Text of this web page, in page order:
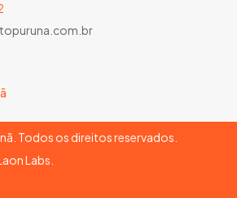
Todos os direitos reservados.
Labs